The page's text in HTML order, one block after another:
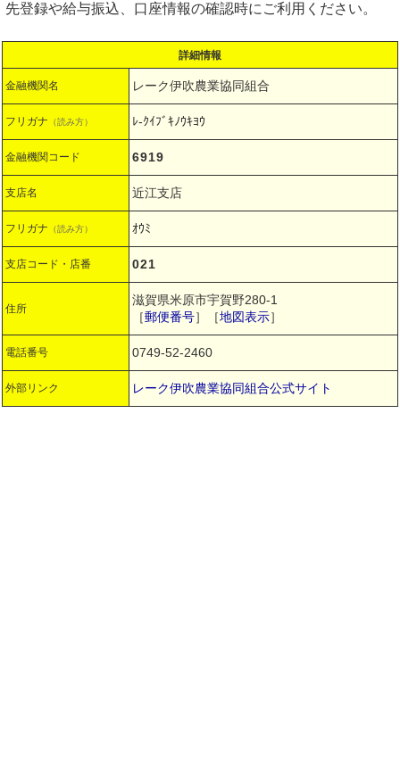
先登録や給与振込、口座情報の確認時にご利用ください。
詳細情報
金融機関名 レーク伊吹農業協同組合
フリガナ （読み方） ﾚ-ｸｲﾌﾞｷﾉｳｷﾖｳ
金融機関コード 6919
支店名 近江支店
フリガナ （読み方） ｵｳﾐ
支店コード・店番 021
住所
滋賀県米原市宇賀野280-1
［郵便番号］［地図表示］
電話番号 0749-52-2460
外部リンク レーク伊吹農業協同組合公式サイト